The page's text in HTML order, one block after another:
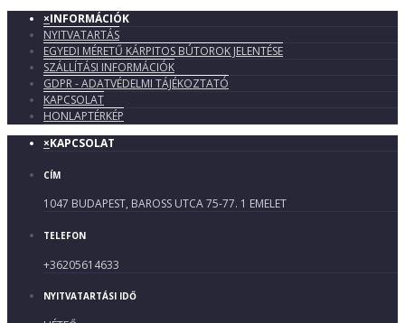
×INFORMÁCIÓK
NYITVATARTÁS
EGYEDI MÉRETŰ KÁRPITOS BÚTOROK JELENTÉSE
SZÁLLÍTÁSI INFORMÁCIÓK
GDPR - ADATVÉDELMI TÁJÉKOZTATÓ
KAPCSOLAT
HONLAPTÉRKÉP
×KAPCSOLAT
CÍM
1047 BUDAPEST, BAROSS UTCA 75-77. 1 EMELET
TELEFON
+36205614633
NYITVATARTÁSI IDŐ